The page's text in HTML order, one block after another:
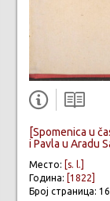
[Spomenica u
i Pavla u Aradu
Место: [s. l.]
Година: [1822]
Број страница: 16